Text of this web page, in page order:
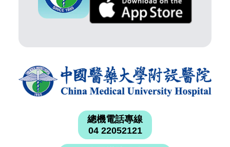
總機電話專線
04 22052121